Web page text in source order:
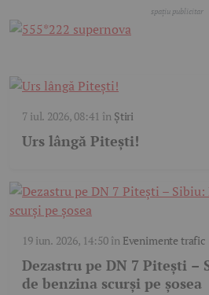
7 iul. 2026, 08:41 în Știri
Urs lângă Pitești!
19 iun. 2026, 14:50în Evenimente trafic
Dezastru pe DN 7 Pitești
de benzina scurși pe șosea